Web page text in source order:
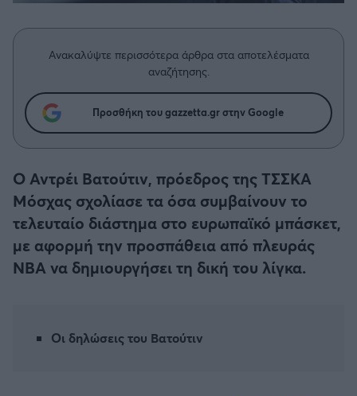
Δημήτρης Τσορμπατζόγλου
Λεβαδειακός
ΟΦΗ
Βόλος
Ατρόμητος Αθηνών
Κηφισιά
Αστέρας Τρίπολης
Μεγάλη μου Αγάπη
Μια Ιστορία από την Πόλη
Ανακαλύψτε περισσότερα άρθρα στα αποτελέσματα
αναζήτησης.
Προσθήκη του gazzetta.gr στην Google
Ο Αντρέι Βατούτιν, πρόεδρος της ΤΣΣΚΑ
Μόσχας σχολίασε τα όσα συμβαίνουν το
τελευταίο διάστημα στο ευρωπαϊκό μπάσκετ,
με αφορμή την προσπάθεια από πλευράς
NBA να δημιουργήσει τη δική του λίγκα.
Οι δηλώσεις του Βατούτιν